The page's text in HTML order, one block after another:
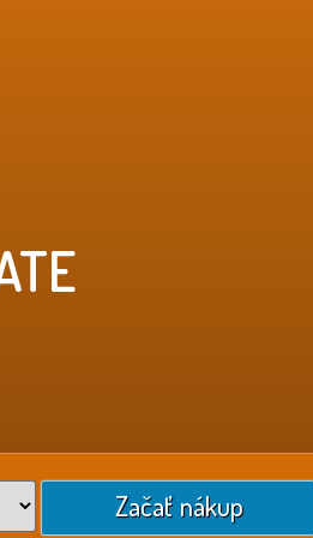
Začať nákup